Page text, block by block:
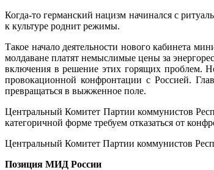
Когда-то германский нацизм начинался с
к культуре роднит режимы.
Такое начало деятельности нового кабинета
молдаване платят немыслимые цены за
включения в решение этих горящих проблем.
провокационной конфронтации с Россией.
превращаться в выжженное поле.
Центральный Комитет Партии коммунистов
категоричной форме требуем отказаться от
Центральный Комитет Партии коммунистов
Позиция МИД России